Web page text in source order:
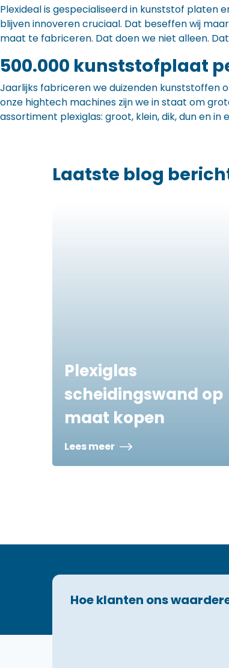
Plexideal is gespecialiseerd in kunststof
blijven innoveren cruciaal. Dat beseffen wij
maat te fabriceren. Dat doen we niet alleen.
500.000 kunststofplaat
Jaarlijks fabriceren we duizenden kunststoffen
onze hightech machines zijn we in staat om
assortiment plexiglas: groot, klein, dik, dun en in
Laatste blog
Plexiglas
scheidingswand op
maat kopen
Lees meer
Hoe klanten ons